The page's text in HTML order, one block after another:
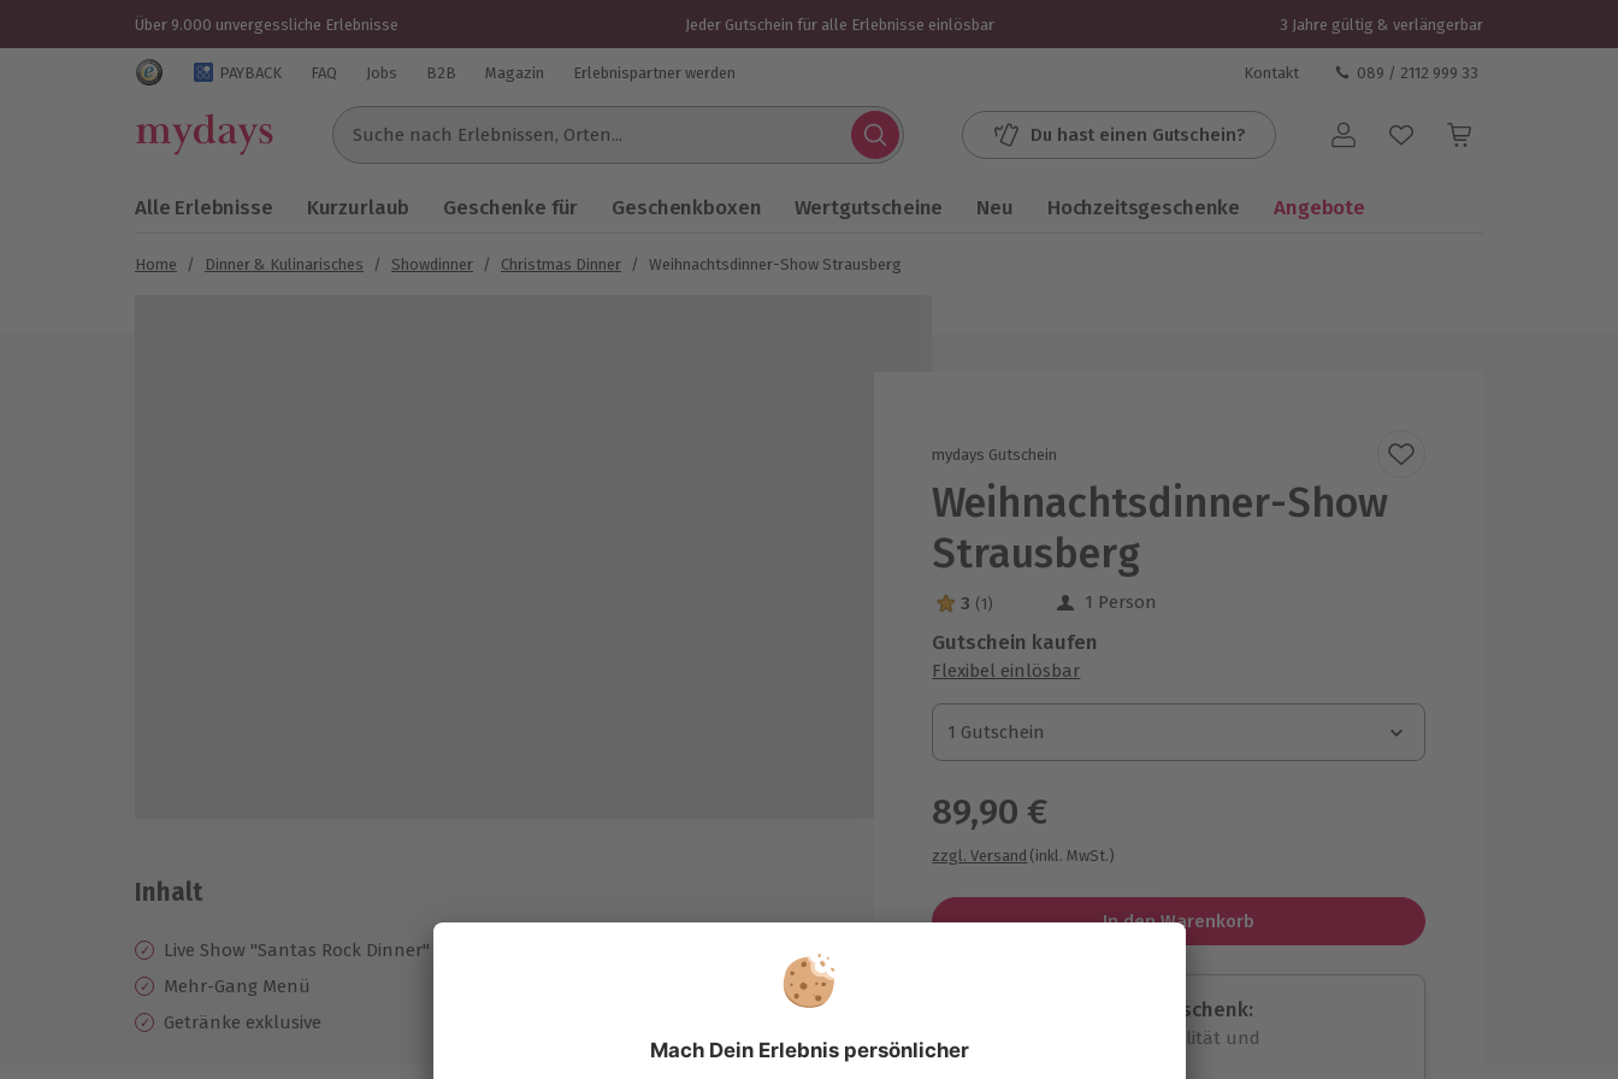
Über 9.000 unvergessliche Erlebnisse Jeder Gutschein für alle Erlebnisse einlösbar 3 Jahre gültig & verlängerbar
Trustedshops Bewertungen für mydays.de
PAYBACK FAQ Jobs B2B Magazin Erlebnispartner werden Kontakt 089 / 2112 999 33
Suche nach Erlebnissen...
Du hast einen Gutschein? Benutzerkonto
Alle Erlebnisse Kurzurlaub Geschenke für Geschenkboxen Wertgutscheine Neu Hochzeitsgeschenke Angebote
Home / Dinner & Kulinarisches / Showdinner / Christmas Dinner / Weihnachtsdinner-Show Strausberg
mydays Gutschein
Weihnachtsdinner-Show
Strausberg
3 Sterne von 5 aus 1 Bewertungen
3 (1) 1 Person
Gutschein kaufen
Flexibel einlösbar
1 Gutschein
1 Gutschein
1 Gutschein
89,90 €
zzgl. Versand (inkl. MwSt.)
In den Warenkorb
Immer das passende Geschenk:
Große Auswahl, volle Flexibilität und
maximale Sicherheit
Inhalt
Live Show "Santas Rock Dinner"
Mehr-Gang Menü
Getränke exklusive